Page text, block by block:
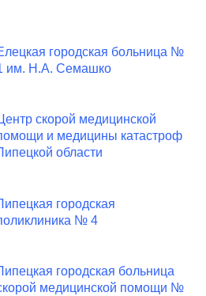
городская больница №
им. Н.А. Семашко
скорой медицинской
и медицины катастроф
области
городская
№ 4
городская больница
медицинской помощи №